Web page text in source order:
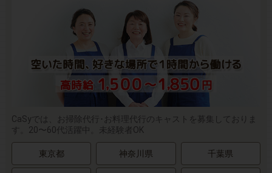
CaSyでは、お掃除代行･お料理代行のキャストを募集しておりま
す。20〜60代活躍中。未経験者OK
東京都 神奈川県 千葉県